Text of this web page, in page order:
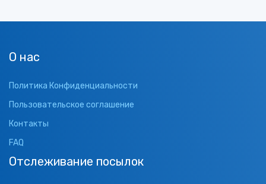
О нас
Политика Конфиденциальности
Пользовательское соглашение
Контакты
FAQ
Отслеживание посылок